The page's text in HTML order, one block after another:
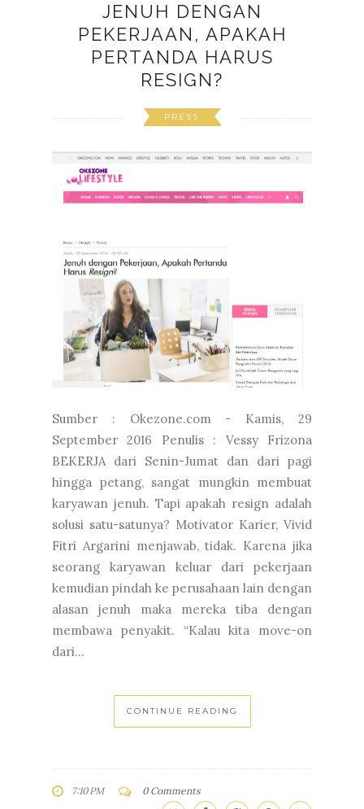
JENUH DENGAN
PEKERJAAN, APAKAH
PERTANDA HARUS
RESIGN?
PRESS
Sumber : Okezone.com - Kamis, 29
September 2016 Penulis : Vessy Frizona
BEKERJA dari Senin-Jumat dan dari pagi
hingga petang, sangat mungkin membuat
karyawan jenuh. Tapi apakah resign adalah
solusi satu-satunya? Motivator Karier, Vivid
Fitri Argarini menjawab, tidak. Karena jika
seorang karyawan keluar dari pekerjaan
kemudian pindah ke perusahaan lain dengan
alasan jenuh maka mereka tiba dengan
membawa penyakit. “Kalau kita move-on
dari...
CONTINUE READING
7:10 PM 0 Comments